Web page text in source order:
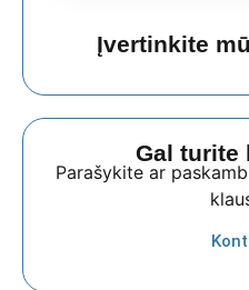
Įvertinkite
Gal turite
Parašykite ar